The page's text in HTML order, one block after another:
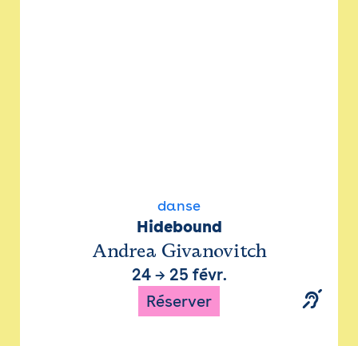
danse
Hidebound
Andrea Givanovitch
24→ 25 févr.
Réserver